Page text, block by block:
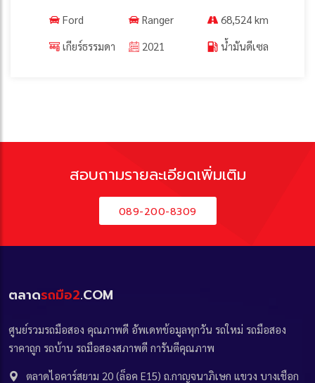
Ford Ranger
68,524 km
เกียร์ธรรมดา
2021 น้ำมันดีเซล
สอบถามรายละเอียดเพิ่มเติม
089-200-8309
ตลาดรถมือ2.COM
ศูนย์รวมรถมือสอง คุณภาพดี อัพเดทข้อมูลทุกวัน รถใหม่ รถมือสอง
ราคาถูก รถบ้าน รถมือสองสภาพดี การันตีคุณภาพ
ตลาดไอคาร์สยาม 20 (ล็อค E15) ถ.กาญจนาภิเษก แขวง บางเชือก